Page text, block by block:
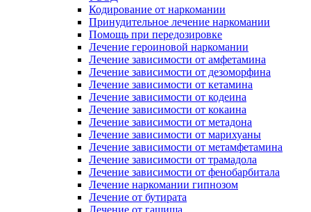
Кодирование от наркомании
Принудительное лечение наркомании
Помощь при передозировке
Лечение героиновой наркомании
Лечение зависимости от амфетамина
Лечение зависимости от дезоморфина
Лечение зависимости от кетамина
Лечение зависимости от кодеина
Лечение зависимости от кокаина
Лечение зависимости от метадона
Лечение зависимости от марихуаны
Лечение зависимости от метамфетамина
Лечение зависимости от трамадола
Лечение зависимости от фенобарбитала
Лечение наркомании гипнозом
Лечение от бутирата